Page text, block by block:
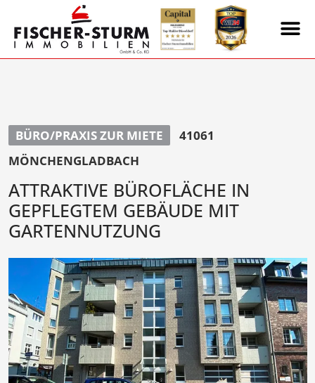
BÜRO/PRAXIS ZUR MIETE
41061
MÖNCHENGLADBACH
ATTRAKTIVE BÜROFLÄCHE IN
GEPFLEGTEM GEBÄUDE MIT
GARTENNUTZUNG